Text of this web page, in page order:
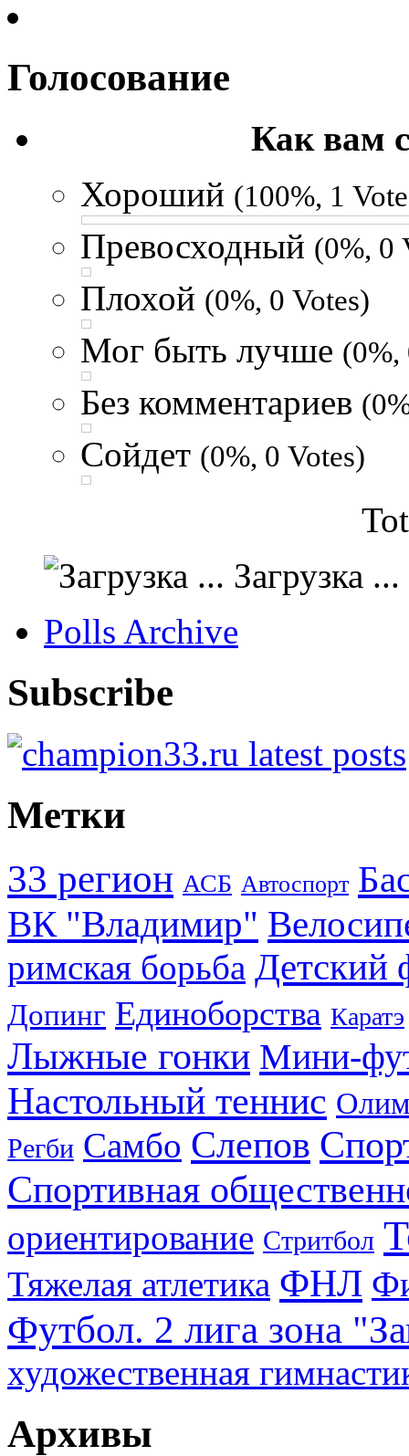
Голосование
Как вам
Хороший (100%, 1
Превосходный (0%, 0
Плохой (0%, 0 Votes)
Мог быть лучше (0%,
Без комментариев
Сойдет (0%, 0 Votes)
Загрузка ...
Polls Archive
Subscribe
Метки
33 регион АСБ Автоспорт
ВК "Владимир"
римская борьба Детский
Допинг Единоборства Каратэ
Лыжные гонки Мини-
Настольный теннис
Регби Самбо Слепов
Спортивная
ориентирование Стритбол
Тяжелая атлетика ФНЛ
Футбол. 2 лига зона
художественная
Архивы